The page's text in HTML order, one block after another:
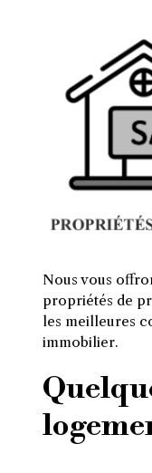
Nous vous
propriétés de
les meilleures
immobilier.